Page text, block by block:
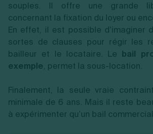
souples. Il offre une grande
concernant la fixation du loyer ou
En effet, il est possible d’imaginer
sortes de clauses pour régir les
bailleur et le locataire. Le bail
exemple, permet la sous-location.
Finalement, la seule vraie
minimale de 6 ans. Mais il reste
à expérimenter qu’un bail